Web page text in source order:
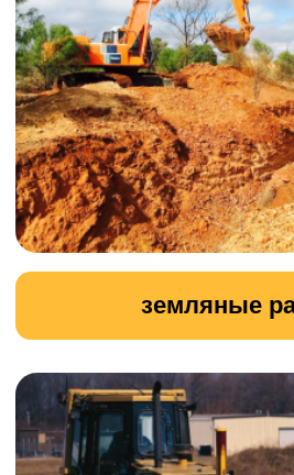
вывоз древесных отходов